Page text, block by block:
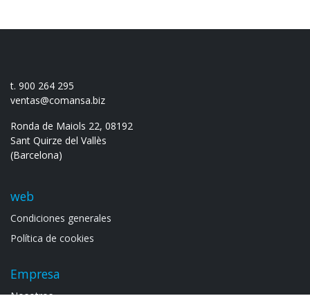
t. 900 264 295
ventas@comansa.biz
Ronda de Maiols 22, 08192
Sant Quirze del Vallès
(Barcelona)
web
Condiciones generales
Política de cookies
Empresa
Noso​tros